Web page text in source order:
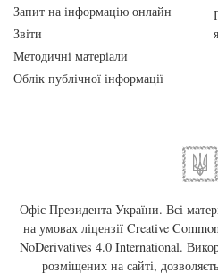
Запит на інформацію онлайн
Звіти
Методичні матеріали
Облік публічної інформації
Офіс Президента України. Всі
на умовах ліцензії Creative
NoDerivatives 4.0 International.
розміщених на сайті,